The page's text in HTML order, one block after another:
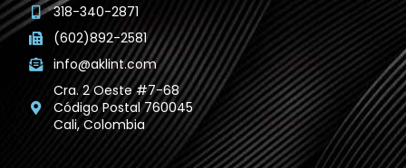
318-340-2871
(602)892-2581
info@aklint.com
Cra. 2 Oeste #7-68
Código Postal 760045
Cali, Colombia